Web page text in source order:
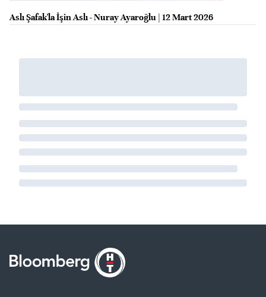
Aslı Şafak'la İşin Aslı - Nuray Ayaroğlu | 12 Mart 2026